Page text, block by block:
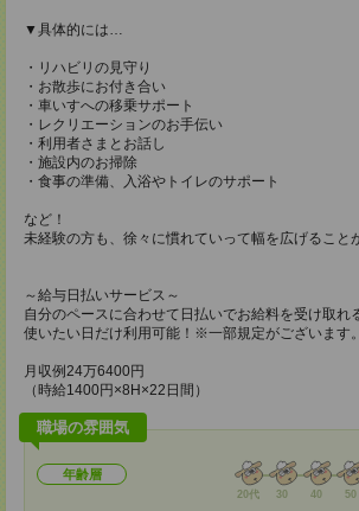
▼具体的には…
・リハビリの見守り
・お散歩にお付き合い
・車いすへの移乗サポート
・レクリエーションのお手伝い
・利用者さまとお話し
・施設内のお掃除
・食事の準備、入浴やトイレのサポート
など！
未経験の方も、徐々に慣れていって幅を広げること
～給与日払いサービス～
自分のペースに合わせて日払いでお給料を受け取れ
使いたい日だけ利用可能！※一部規定がございます。
月収例24万6400円
（時給1400円×8H×22日間）
職場の雰囲気
年齢層
20代 30 40 50